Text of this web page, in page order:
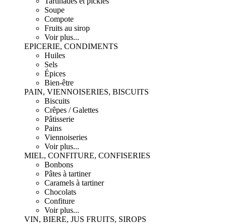
Soupe
Compote
Fruits au sirop
Voir plus...
EPICERIE, CONDIMENTS
Huiles
Sels
Épices
Bien-être
PAIN, VIENNOISERIES, BISCUITS
Biscuits
Crêpes / Galettes
Pâtisserie
Pains
Viennoiseries
Voir plus...
MIEL, CONFITURE, CONFISERIES
Bonbons
Pâtes à tartiner
Caramels à tartiner
Chocolats
Confiture
Voir plus...
VIN, BIERE, JUS FRUITS, SIROPS